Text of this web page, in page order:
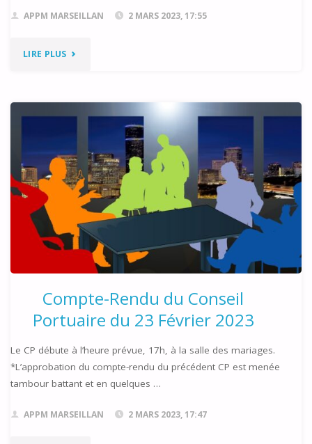
APPM MARSEILLAN 2 MARS 2023, 17:55
LIRE PLUS"COMPTE-
DE
L’APPM
25/02/2023"
Compte-Rendu du Conseil
Portuaire du 23 Février 2023
Le CP débute à l’heure prévue, 17h, à la salle des mariages.
*L’approbation du compte-rendu du précédent CP est menée
tambour battant et en quelques …
APPM MARSEILLAN 2 MARS 2023, 17:47